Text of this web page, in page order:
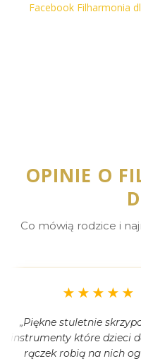
Facebook Filharmonia
OPINIE O
Co mówią rodzice i
★★★★★
„Piękne stuletnie
instrumenty które dzieci
rączek robią na nich